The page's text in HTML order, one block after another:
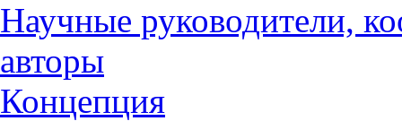
Научные руководители,
авторы
Концепция